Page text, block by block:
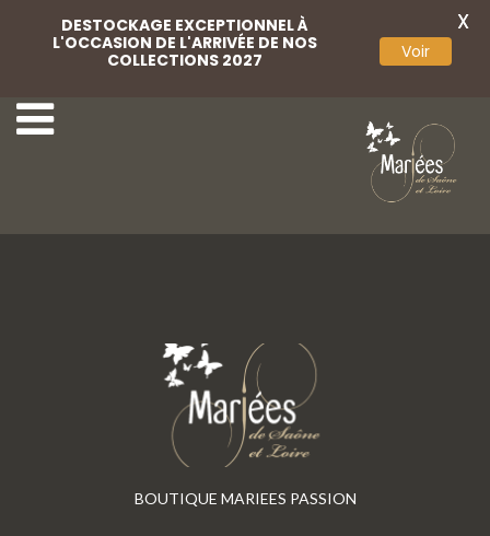
BOUTIQUE MARIEES PASSION
DESTOCKAGE EXCEPTIONNEL À
L'OCCASION DE L'ARRIVÉE DE NOS
COLLECTIONS 2027
Voir
X